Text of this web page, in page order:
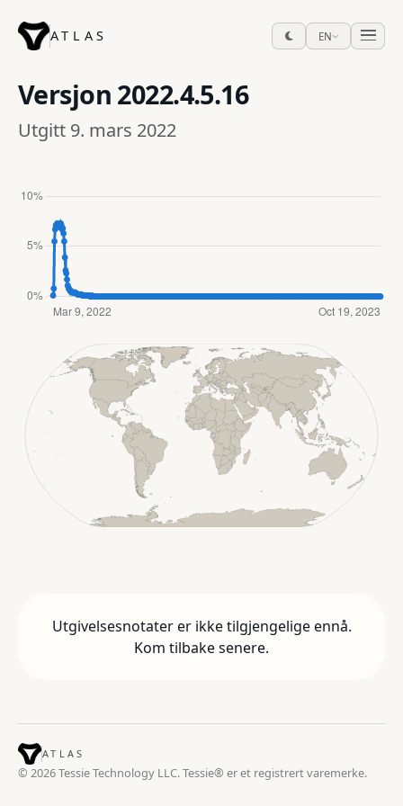
ATLAS EN
Versjon 2022.4.5.16
Utgitt 9. mars 2022
Utgivelsesnotater er ikke tilgjengelige ennå.
Kom tilbake senere.
ATLAS
© 2026 Tessie Technology LLC. Tessie® er et registrert varemerke.